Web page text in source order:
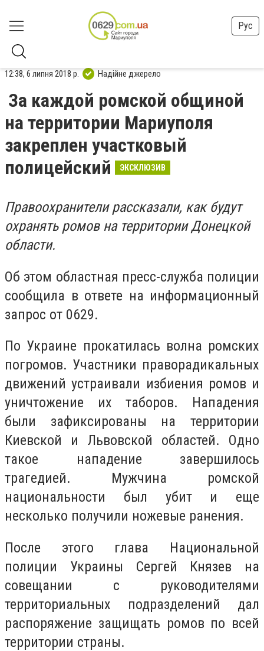
Рус
12:38, 6 липня 2018 р. Надійне джерело
За каждой ромской общиной
на территории Мариуполя
закреплен участковый
полицейский
ЭКСКЛЮЗИВ
Правоохранители рассказали, как будут
охранять ромов на территории Донецкой
области.
Об этом областная пресс-служба полиции
сообщила в ответе на информационный
запрос от 0629.
По Украине прокатилась волна ромских
погромов. Участники праворадикальных
движений устраивали избиения ромов и
уничтожение их таборов. Нападения
были зафиксированы на территории
Киевской и Львовской областей. Одно
такое нападение завершилось
трагедией. Мужчина ромской
национальности был убит и еще
несколько получили ножевые ранения.
После этого глава Национальной
полиции Украины Сергей Князев на
совещании с руководителями
территориальных подразделений дал
распоряжение защищать ромов по всей
территории страны.